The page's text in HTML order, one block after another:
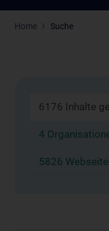
Home Suche
6176 Inhalte
4
5826